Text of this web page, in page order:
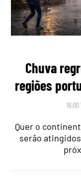
Chuva
regiões
16:00
Quer o
serão